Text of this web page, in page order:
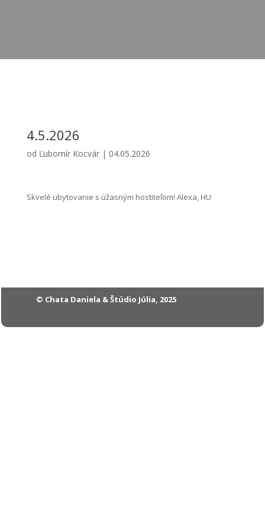
4.5.2026
od Ľubomír Kocvár| 04.05.2026
Skvelé ubytovanie s úžasným hostiteľom! Alexa, HU
© Chata Daniela & Štúdio Júlia, 2025